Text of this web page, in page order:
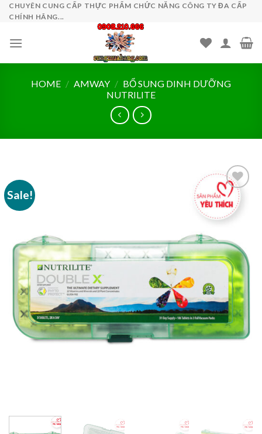
SkipCHUYÊN CUNG CẤP THỰC PHẨM CHỨC NĂNG CÔNG TY ĐA CẤP
CHÍNH HÃNG...
HOME / AMWAY / BỔ SUNG DINH DƯỠNG
NUTRILITE
Sale!